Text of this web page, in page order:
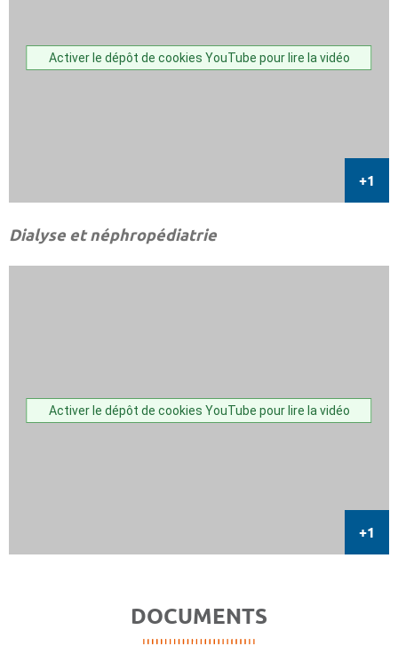
Activer le dépôt de cookies YouTube pour lire la vidéo
Dialyse et néphropédiatrie
Activer le dépôt de cookies YouTube pour lire la vidéo
DOCUMENTS